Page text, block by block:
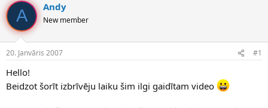
d
i
e
n
u
z
u
m
d
a
m
A Andy
New member
20. Janvāris 2007 #1
Hello!
Beidzot šorīt izbrīvēju laiku šim ilgi gaidītam video